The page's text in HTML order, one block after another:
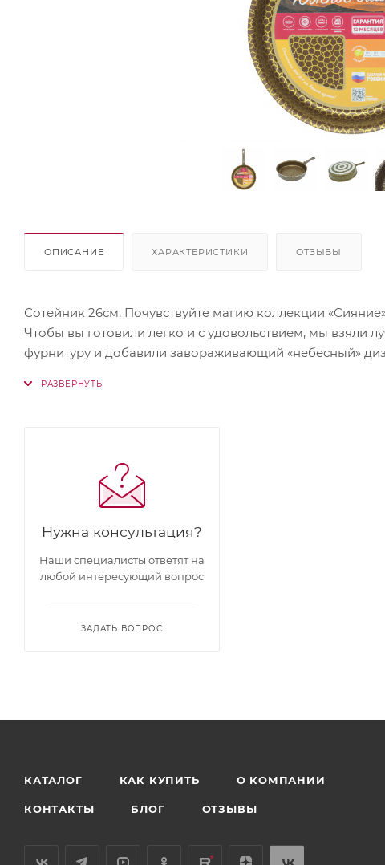
ОПИСАНИЕ ХАРАКТЕРИСТИКИ ОТЗЫВЫ
Сотейник 26см. Почувствуйте магию коллекции
Чтобы вы готовили легко и с удовольствием, мы взяли
фурнитуру и добавили завораживающий «небесный»
• европейские технологии и качественная итальянская
• корпус изготовлен из высококачественного
• форма сковороды и геометрия бортов
• является экологически чистым и безопасным для
• Изделие подходит для газовых, электрических и
• Крышка 26 см в комплекте
Нужна консультация?
Наши специалисты ответят на
любой интересующий вопрос
ЗАДАТЬ ВОПРОС
КАТАЛОГ КАК КУПИТЬ О КОМПАНИИ
КОНТАКТЫ БЛОГ ОТЗЫВЫ